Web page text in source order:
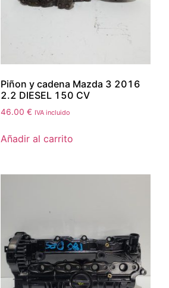
Piñon y cadena Mazda 3 2016
2.2 DIESEL 150 CV
46.00€ IVA incluido
Añadir al carrito